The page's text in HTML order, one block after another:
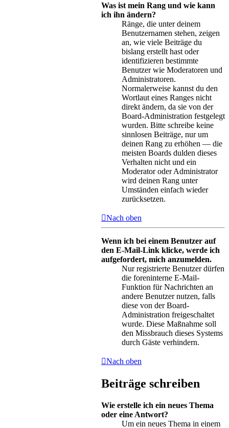
Was ist mein Rang und wie kann
ich ihn ändern?
Ränge, die unter deinem
Benutzernamen stehen, zeigen
an, wie viele Beiträge du
bislang erstellt hast oder
identifizieren bestimmte
Benutzer wie Moderatoren und
Administratoren.
Normalerweise kannst du den
Wortlaut eines Ranges nicht
direkt ändern, da sie von der
Board-Administration festgelegt
wurden. Bitte schreibe keine
sinnlosen Beiträge, nur um
deinen Rang zu erhöhen — die
meisten Boards dulden dieses
Verhalten nicht und ein
Moderator oder Administrator
wird deinen Rang unter
Umständen einfach wieder
zurücksetzen.
Nach oben
Wenn ich bei einem Benutzer auf
den E-Mail-Link klicke, werde ich
aufgefordert, mich anzumelden.
Nur registrierte Benutzer dürfen
die foreninterne E-Mail-
Funktion für Nachrichten an
andere Benutzer nutzen, falls
diese von der Board-
Administration freigeschaltet
wurde. Diese Maßnahme soll
den Missbrauch dieses Systems
durch Gäste verhindern.
Nach oben
Beiträge schreiben
Wie erstelle ich ein neues Thema
oder eine Antwort?
Um ein neues Thema in einem